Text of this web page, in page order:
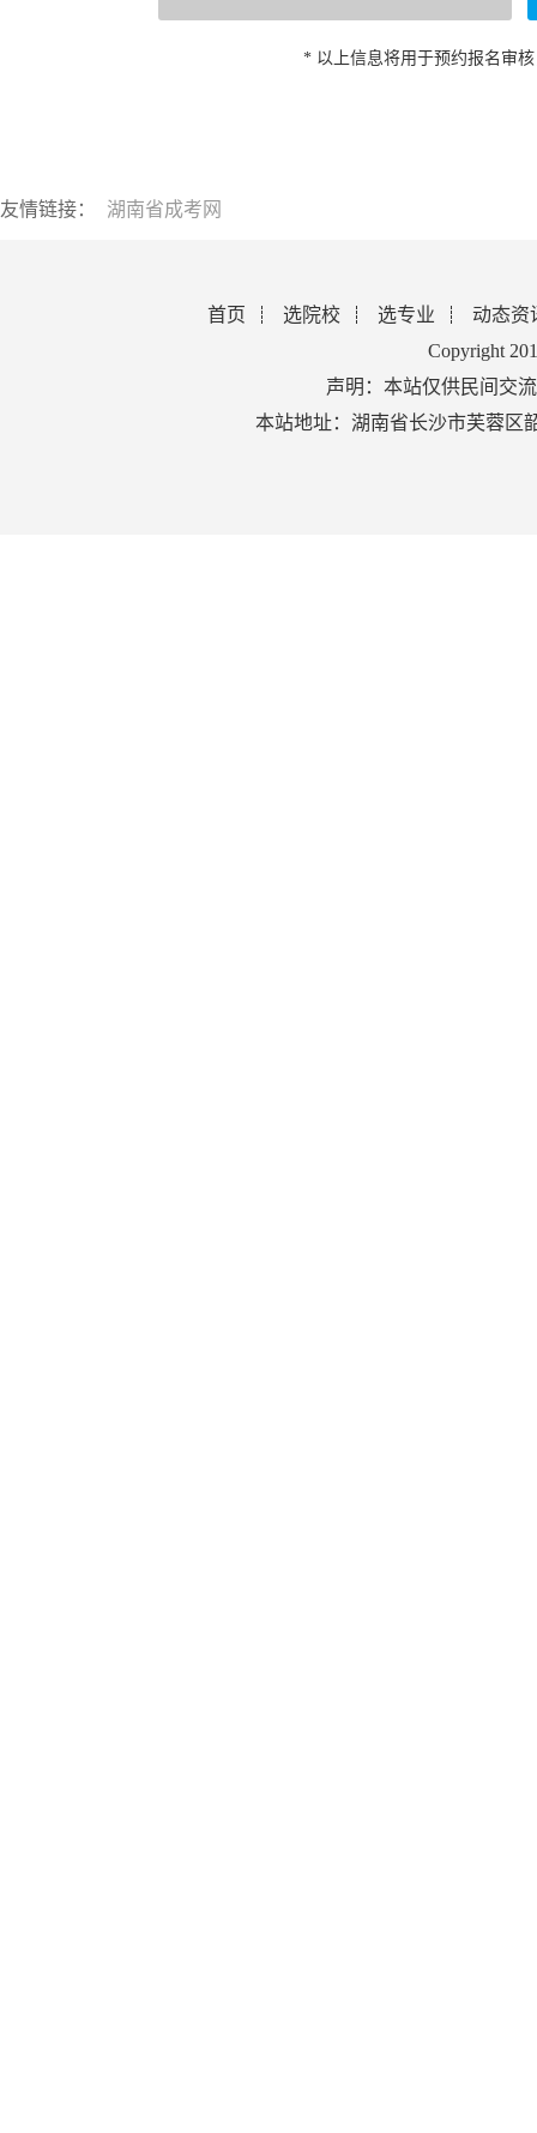
* 以上信息将用于预约报名审
友情链接： 湖南省成考网
首页 选院校 选专业
动态资
Copyright
声明：本站仅供民间交
本站地址：湖南省长沙市芙蓉区